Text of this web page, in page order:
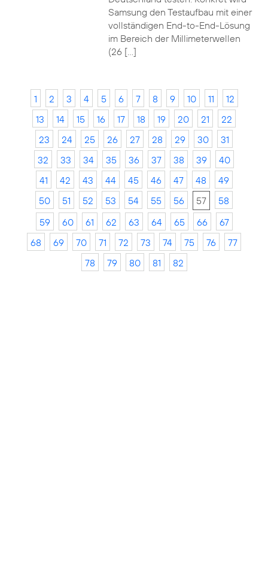
Samsung den Testaufbau mit einer
vollständigen End-to-End-Lösung
im Bereich der Millimeterwellen
(26 […]
1 2 3 4 5 6 7 8 9 10 11
12
13
14 15 16 17 18 19 20 21
22
23
24 25 26 27 28 29 30
31
32
33 34 35 36 37 38 39
40
41
42 43 44 45 46 47 48
49
50
51 52 53 54 55 56 57
58
59
60 61 62 63 64 65 66
67
68
69 70 71 72 73 74 75 76
77
78
79 80 81 82